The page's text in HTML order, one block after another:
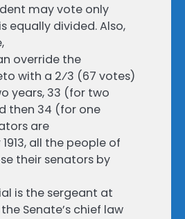
may vote only
equally divided. Also,
override the
with a ​2⁄3 (67 votes)
years, 33 (for two
then 34 (for one
are
all the people of
their senators by
is the sergeant at
Senate’s chief law